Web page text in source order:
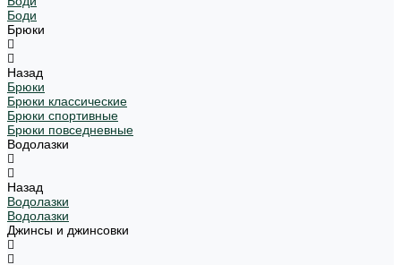
Боди
Брюки
Назад
Брюки
Брюки классические
Брюки спортивные
Брюки повседневные
Водолазки
Назад
Водолазки
Водолазки
Джинсы и джинсовки